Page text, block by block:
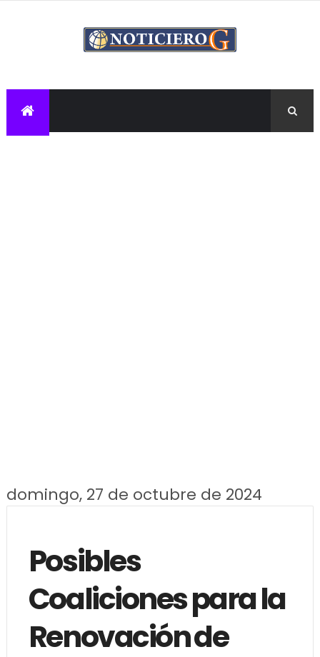
domingo, 27 de octubre de 2024
Posibles
Coaliciones para la
Renovación de